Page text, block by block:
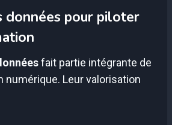
données pour piloter
fait partie intégrante de
numérique. Leur valorisation